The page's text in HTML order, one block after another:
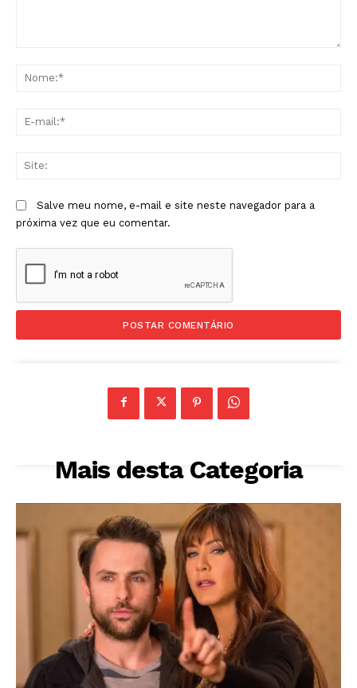
Salve meu nome, e-mail e site neste navegador para a
próxima vez que eu comentar.
Mais desta Categoria